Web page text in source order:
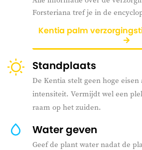
Forsteriana tref je in de
Kentia palm
Standplaats
De Kentia stelt geen hoge
intensiteit. Vermijdt wel een
raam op het zuiden.
Water geven
Geef de plant water nadat de